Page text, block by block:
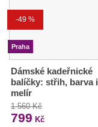
-49 %
Praha
Dámské kadeřnické
balíčky: střih, barva i
melír
1 560 Kč
799 Kč